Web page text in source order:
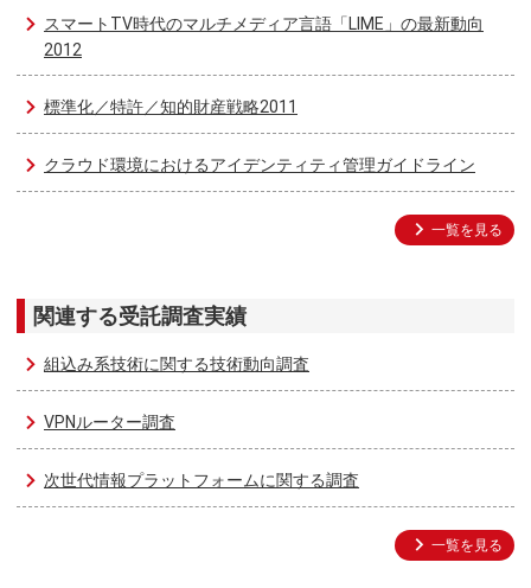
スマートTV時代のマルチメディア言語「LIME」の最新動向
2012
標準化／特許／知的財産戦略2011
クラウド環境におけるアイデンティティ管理ガイドライン
一覧を見る
関連する受託調査実績
組込み系技術に関する技術動向調査
VPNルーター調査
次世代情報プラットフォームに関する調査
一覧を見る